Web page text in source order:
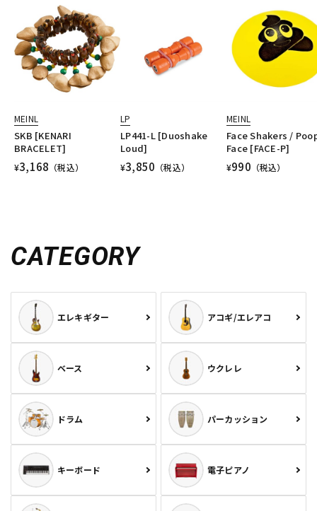
MEINL
SKB [KENARI
BRACELET]
¥3,168 （税込）
LP
LP441-L [Duoshake
Loud]
¥3,850 （税込）
MEINL
Face Shakers /
Face [FACE-P]
¥990 （税込）
CATEGORY
エレキギター アコギ/エレアコ
ベース ウクレレ
ドラム パーカッション
キーボード 電子ピアノ